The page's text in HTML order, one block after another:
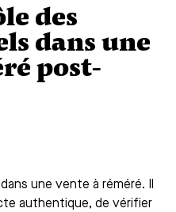
des
dans une
post-
une vente à réméré. Il
authentique, de vérifier